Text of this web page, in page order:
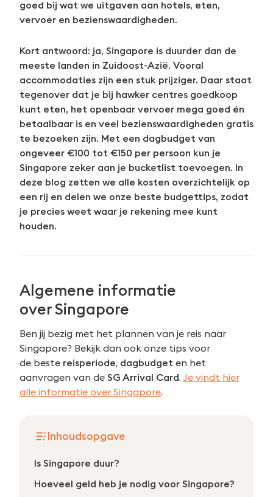
goed bij wat we uitgaven aan hotels, eten,
vervoer en bezienswaardigheden.
Kort antwoord: ja, Singapore is duurder dan de
meeste landen in Zuidoost-Azië. Vooral
accommodaties zijn een stuk prijziger. Daar staat
tegenover dat je bij hawker centres goedkoop
kunt eten, het openbaar vervoer mega goed én
betaalbaar is en veel bezienswaardigheden gratis
te bezoeken zijn. Met een dagbudget van
ongeveer €100 tot €150 per persoon kun je
Singapore zeker aan je bucketlist toevoegen. In
deze blog zetten we alle kosten overzichtelijk op
een rij en delen we onze beste budgettips, zodat
je precies weet waar je rekening mee kunt
houden.
Algemene informatie
over Singapore
Ben jij bezig met het plannen van je reis naar
Singapore? Bekijk dan ook onze tips voor
de beste reisperiode, dagbudget en het
aanvragen van de SG Arrival Card. Je vindt hier
alle informatie over Singapore.
Inhoudsopgave
Is Singapore duur?
Hoeveel geld heb je nodig voor Singapore?